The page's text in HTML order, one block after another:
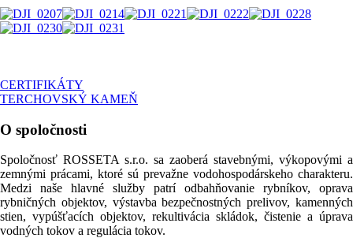
CERTIFIKÁTY
TERCHOVSKÝ KAMEŇ
O spoločnosti
Spoločnosť ROSSETA s.r.o. sa zaoberá stavebnými, výkopovými a
zemnými prácami, ktoré sú prevažne vodohospodárskeho charakteru.
Medzi naše hlavné služby patrí odbahňovanie rybníkov, oprava
rybničných objektov, výstavba bezpečnostných prelivov, kamenných
stien, vypúšťacích objektov, rekultivácia skládok, čistenie a úprava
vodných tokov a regulácia tokov.